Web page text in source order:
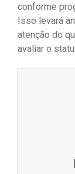
conforme
Isso levará
atenção do
avaliar o